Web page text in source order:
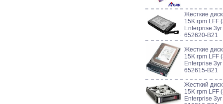
Жесткие
15K rpm LFF
Enterprise
652620-B21
Жесткие
15K rpm LFF
Enterprise
652615-B21
Жесткий
15K rpm LFF
Enterprise